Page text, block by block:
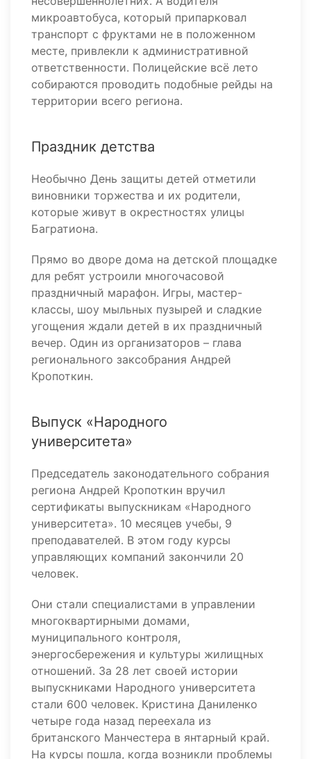
микроавтобуса, который припарковал
транспорт с фруктами не в положенном
месте, привлекли к административной
ответственности. Полицейские всё лето
собираются проводить подобные рейды на
территории всего региона.
Праздник детства
Необычно День защиты детей отметили
виновники торжества и их родители,
которые живут в окрестностях улицы
Багратиона.
Прямо во дворе дома на детской площадке
для ребят устроили многочасовой
праздничный марафон. Игры, мастер-
классы, шоу мыльных пузырей и сладкие
угощения ждали детей в их праздничный
вечер. Один из организаторов – глава
регионального заксобрания Андрей
Кропоткин.
Выпуск «Народного
университета»
Председатель законодательного собрания
региона Андрей Кропоткин вручил
сертификаты выпускникам «Народного
университета». 10 месяцев учебы, 9
преподавателей. В этом году курсы
управляющих компаний закончили 20
человек.
Они стали специалистами в управлении
многоквартирными домами,
муниципального контроля,
энергосбережения и культуры жилищных
отношений. За 28 лет своей истории
выпускниками Народного университета
стали 600 человек. Кристина Даниленко
четыре года назад переехала из
британского Манчестера в янтарный край.
На курсы пошла, когда возникли проблемы